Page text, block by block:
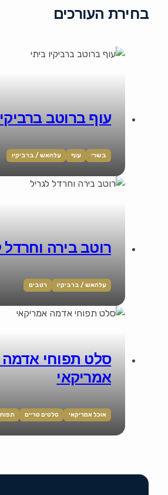
בחירת העורכים
עוף ברוטב
בשרי עוף עלהאש / ברביקיו
רוטב בירה וחרדל
עלהאש / ברביקיו רטבים
סלט תפוחי אדמה
אמריקאי
אוכל אמריקאי סלטים טריים